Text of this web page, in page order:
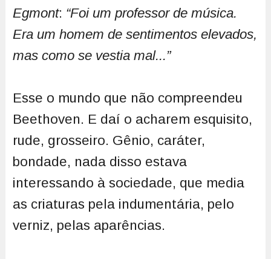
Egmont: “Foi um professor de música.
Era um homem de sentimentos elevados,
mas como se vestia mal...”
Esse o mundo que não compreendeu
Beethoven. E daí o acharem esquisito,
rude, grosseiro. Gênio, caráter,
bondade, nada disso estava
interessando à sociedade, que media
as criaturas pela indumentária, pelo
verniz, pelas aparências.